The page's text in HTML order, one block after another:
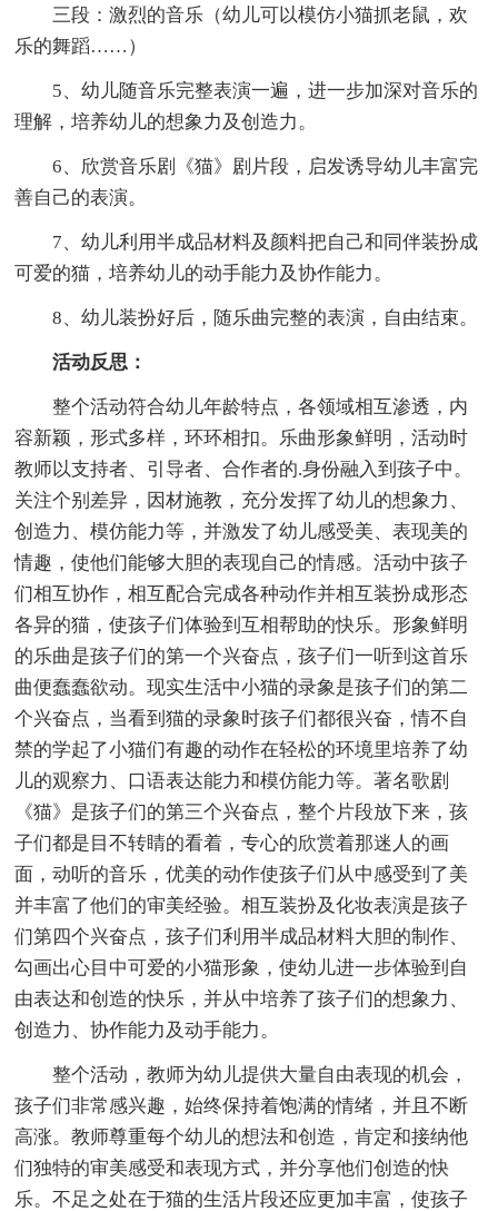
三段：激烈的音乐（幼儿可以模仿小猫抓老鼠，欢
乐的舞蹈……）
5、幼儿随音乐完整表演一遍，进一步加深对音乐的
理解，培养幼儿的想象力及创造力。
6、欣赏音乐剧《猫》剧片段，启发诱导幼儿丰富完
善自己的表演。
7、幼儿利用半成品材料及颜料把自己和同伴装扮成
可爱的猫，培养幼儿的动手能力及协作能力。
8、幼儿装扮好后，随乐曲完整的表演，自由结束。
活动反思：
整个活动符合幼儿年龄特点，各领域相互渗透，内
容新颖，形式多样，环环相扣。乐曲形象鲜明，活动时
教师以支持者、引导者、合作者的.身份融入到孩子中。
关注个别差异，因材施教，充分发挥了幼儿的想象力、
创造力、模仿能力等，并激发了幼儿感受美、表现美的
情趣，使他们能够大胆的表现自己的情感。活动中孩子
们相互协作，相互配合完成各种动作并相互装扮成形态
各异的猫，使孩子们体验到互相帮助的快乐。形象鲜明
的乐曲是孩子们的第一个兴奋点，孩子们一听到这首乐
曲便蠢蠢欲动。现实生活中小猫的录象是孩子们的第二
个兴奋点，当看到猫的录象时孩子们都很兴奋，情不自
禁的学起了小猫们有趣的动作在轻松的环境里培养了幼
儿的观察力、口语表达能力和模仿能力等。著名歌剧
《猫》是孩子们的第三个兴奋点，整个片段放下来，孩
子们都是目不转睛的看着，专心的欣赏着那迷人的画
面，动听的音乐，优美的动作使孩子们从中感受到了美
并丰富了他们的审美经验。相互装扮及化妆表演是孩子
们第四个兴奋点，孩子们利用半成品材料大胆的制作、
勾画出心目中可爱的小猫形象，使幼儿进一步体验到自
由表达和创造的快乐，并从中培养了孩子们的想象力、
创造力、协作能力及动手能力。
整个活动，教师为幼儿提供大量自由表现的机会，
孩子们非常感兴趣，始终保持着饱满的情绪，并且不断
高涨。教师尊重每个幼儿的想法和创造，肯定和接纳他
们独特的审美感受和表现方式，并分享他们创造的快
乐。不足之处在于猫的生活片段还应更加丰富，使孩子